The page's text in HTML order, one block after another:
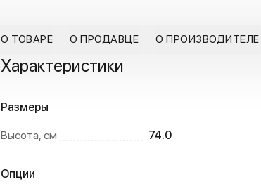
О ТОВАРЕ О ПРОДАВЦЕ О ПРОИЗВОДИТЕЛЕ
Характеристики
Размеры
Высота, см 74.0
Опции